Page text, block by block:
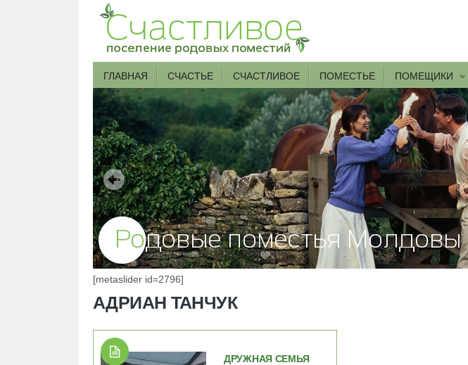
ГЛАВНАЯ СЧАСТЬЕ СЧАСТЛИВОЕ ПОМЕСТЬЕ ПОМЕЩИКИ
[metaslider id=2796]
АДРИАН ТАНЧУК
ДРУЖНАЯ СЕМЬЯ